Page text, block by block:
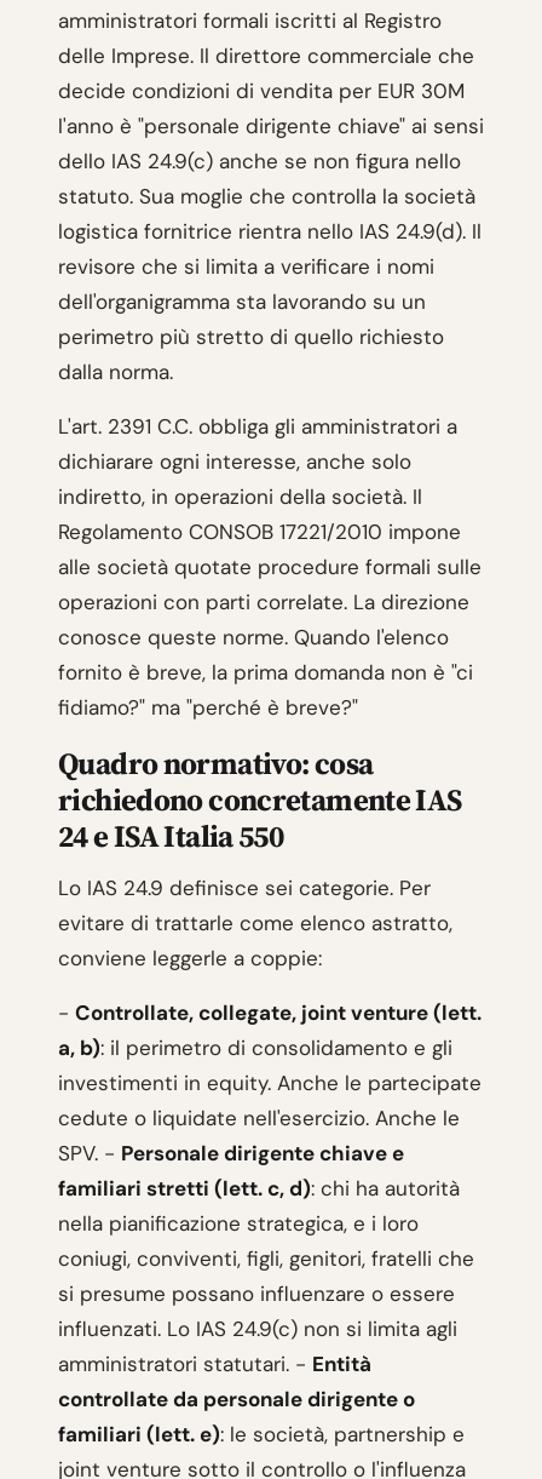
amministratori formali iscritti al Registro
delle Imprese. Il direttore commerciale che
decide condizioni di vendita per EUR 30M
l'anno è "personale dirigente chiave" ai sensi
dello IAS 24.9(c) anche se non figura nello
statuto. Sua moglie che controlla la società
logistica fornitrice rientra nello IAS 24.9(d). Il
revisore che si limita a verificare i nomi
dell'organigramma sta lavorando su un
perimetro più stretto di quello richiesto
dalla norma.
L'art. 2391 C.C. obbliga gli amministratori a
dichiarare ogni interesse, anche solo
indiretto, in operazioni della società. Il
Regolamento CONSOB 17221/2010 impone
alle società quotate procedure formali sulle
operazioni con parti correlate. La direzione
conosce queste norme. Quando l'elenco
fornito è breve, la prima domanda non è "ci
fidiamo?" ma "perché è breve?"
Quadro normativo: cosa
richiedono concretamente IAS
24 e ISA Italia 550
Lo IAS 24.9 definisce sei categorie. Per
evitare di trattarle come elenco astratto,
conviene leggerle a coppie:
- Controllate, collegate, joint venture (lett.
a, b): il perimetro di consolidamento e gli
investimenti in equity. Anche le partecipate
cedute o liquidate nell'esercizio. Anche le
SPV. - Personale dirigente chiave e
familiari stretti (lett. c, d): chi ha autorità
nella pianificazione strategica, e i loro
coniugi, conviventi, figli, genitori, fratelli che
si presume possano influenzare o essere
influenzati. Lo IAS 24.9(c) non si limita agli
amministratori statutari. - Entità
controllate da personale dirigente o
familiari (lett. e): le società, partnership e
joint venture sotto il controllo o l'influenza